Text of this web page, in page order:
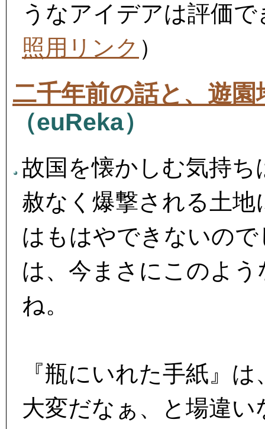
うなアイデアは評価で
照用リンク ）
二千年前の話と、遊
（euReka）
故国を懐かしむ気持
赦なく爆撃される土
はもはやできないの
は、今まさにこのよ
ね。
『瓶にいれた手紙』
大変だなぁ、と場違